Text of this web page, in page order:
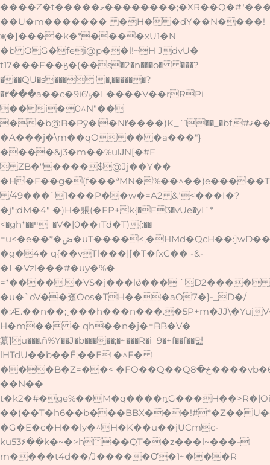
����Z�t�����މ��������;�XR��Q�#"����2"=�� !
��U�m������� �H��dY��N����!
җ�]����k�*����xU1�N
�b OG�fei@p��l!~H JdvU�
t17���F��ӄ�(��s�2�n���o� ���?
���QU�s��� �,������?
�۳���a��c�9i6'ݹ�L����V��rRPi
��i�0^N"��
��b@B�Pȳ�l�Nȓ����)K_`1��_�bf,#ޤ���i�/
�A���j�\m��qO �� �a���"}
����&j3�m��%uĲN[�#E
 ZB�"����$@Jj��Y��
/49���`1���P��w�=A2 &"<���I�?
�j";dM�4" �)H�躼(�FP+k{�E3�vUe�yI`*
<�gh*��ײ_�V�|0��гTd�T){:��
=u<�e��*�ڞ�uT����<,�HMd�QcH��:]wD��Ovw��M�U�B[lT�!
�g�4� q{��vTl���|[�T�fxC�� -&-
�L�Vzl���#�uy�%�
=*����,�VS�j���lǿ��� `D2����
�u�`oV��趸Oos�TH���aO7�}-_D�/
�:Æ.��n��;˲���h���n���.�5P+m�JJ\�Yuj
H�m�� � qh��n�j�=BB�V�
纂]u���.ñ%Y��J�b�����;�~���R�i_9�+f��f��멆
lHTdU��b��Ē;��E �^F�
���B�Z=��<'�FO��Q��Qخ�8����vb�6+�,�gWx{�s�mSO�(tq�0'/
��N��
�G�E�c�H��ly�^H�K��u��jUCmc-
ku53۶��k�~�>h؅��QT��z���l~���-
m����t4d��/J�����Ơ�1~���R